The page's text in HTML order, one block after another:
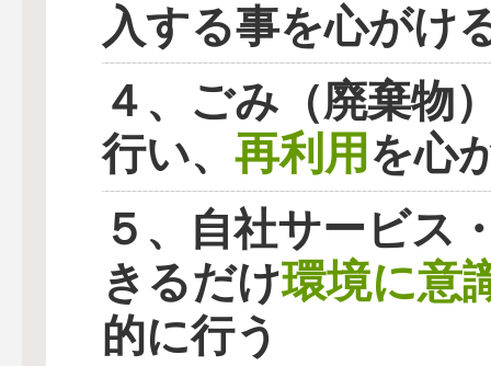
入する事を心がけ
４、ごみ（廃棄物
行い、 再利用を心
５、自社サービス
きるだけ環境に意
的に行う